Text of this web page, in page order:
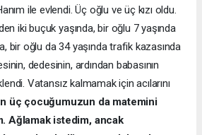
ile evlendi. Üç oğlu ve üç kızı oldu.
iki buçuk yaşında, bir oğlu 7 yaşında
bir oğlu da 34 yaşında trafik kazasında
dedesinin, ardından babasının
Vatansız kalmamak için acılarını
üç çocuğumuzun da matemini
Ağlamak istedim, ancak